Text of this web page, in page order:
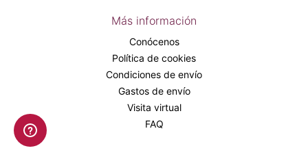
Más información
Conócenos
Política de cookies
Condiciones de envío
Gastos de envío
Visita virtual
FAQ